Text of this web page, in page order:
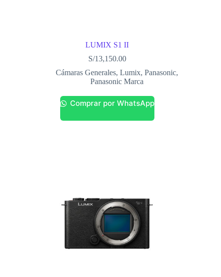
LUMIX S1 II
S/13,150.00
Cámaras Generales,Lumix,Panasonic,
Panasonic Marca
Comprar por WhatsApp